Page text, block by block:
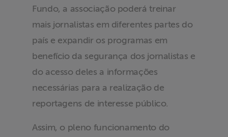
Fundo, a associação poderá treinar
mais jornalistas em diferentes partes do
país e expandir os programas em
benefício da segurança dos jornalistas e
do acesso deles a informações
necessárias para a realização de
reportagens de interesse público.
Assim, o pleno funcionamento do